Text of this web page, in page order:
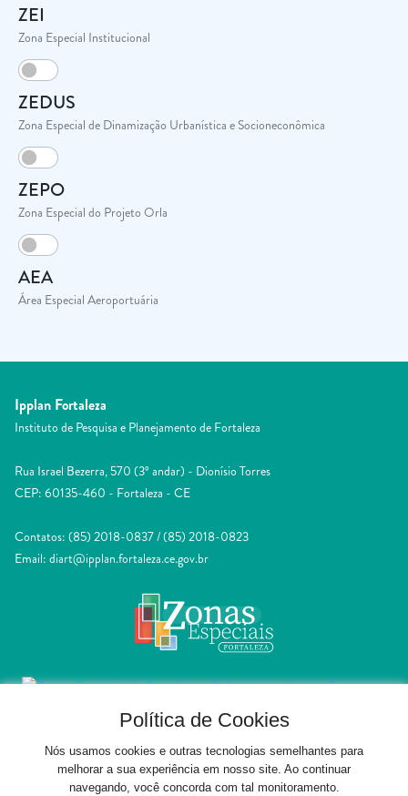
ZEI
Zona Especial Institucional
ZEDUS
Zona Especial de Dinamização Urbanística e Socioneconômica
ZEPO
Zona Especial do Projeto Orla
AEA
Área Especial Aeroportuária
Ipplan Fortaleza
Instituto de Pesquisa e Planejamento de Fortaleza
Rua Israel Bezerra, 570 (3º andar) - Dionísio Torres
CEP: 60135-460 - Fortaleza - CE
Contatos: (85) 2018-0837 / (85) 2018-0823
Email: diart@ipplan.fortaleza.ce.gov.br
Política de Cookies
Nós usamos cookies e outras tecnologias semelhantes para
melhorar a sua experiência em nosso site. Ao continuar
navegando, você concorda com tal monitoramento.